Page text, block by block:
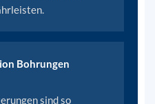
Bohrungen
sind so